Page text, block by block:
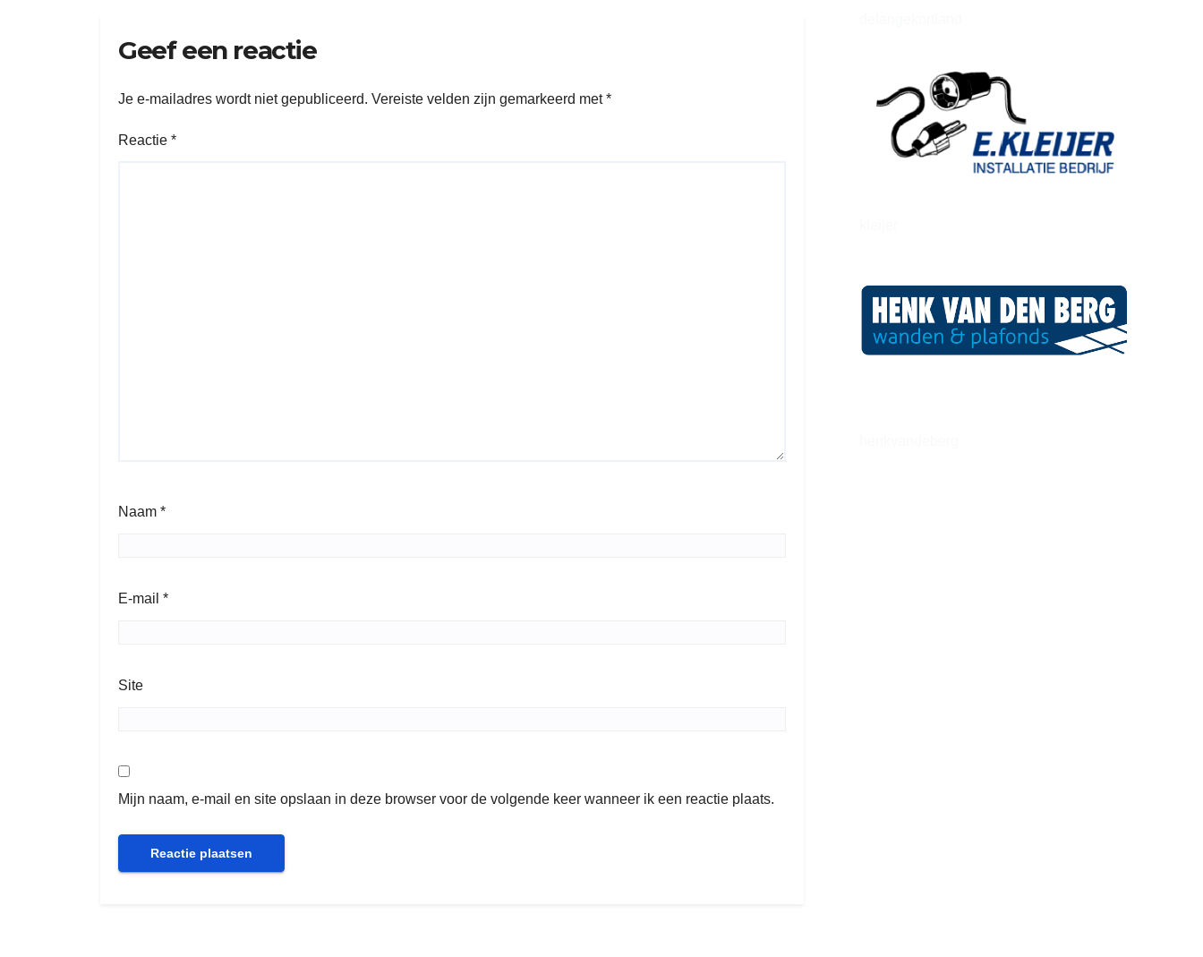
Geef een reactie
Je e-mailadres wordt niet gepubliceerd. Vereiste velden zijn gemarkeerd met*
Reactie *
Naam *
E-mail *
Site
Mijn naam, e-mail en site opslaan in deze browser voor de volgende keer wanneer ik een reactie plaats.